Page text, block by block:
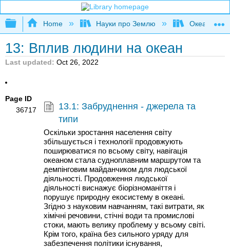
Expand/collapse global hierarchy
Home Науки про Землю
13: Вплив людини на океан
Last updated Oct 26, 2022
Page ID
36717
13.1: Забруднення - джерела та
типи
Оскільки зростання населення світу
збільшується і технології продовжують
поширюватися по всьому світу, навігація
океаном стала судноплавним маршрутом та
демпінговим майданчиком для людської
діяльності. Продовження людської
діяльності виснажує біорізноманіття і
порушує природну екосистему в океані.
Згідно з науковим навчанням, такі витрати, як
хімічні речовини, стічні води та промислові
стоки, мають велику проблему у всьому світі.
Крім того, країна без сильного уряду для
забезпечення політики існування,